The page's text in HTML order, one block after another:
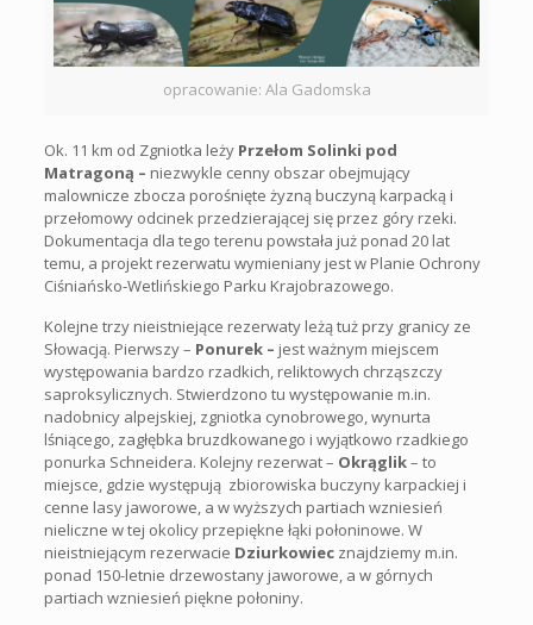
opracowanie: Ala Gadomska
Ok. 11 km od Zgniotka leży Przełom Solinki pod
Matragoną – niezwykle cenny obszar obejmujący
malownicze zbocza porośnięte żyzną buczyną karpacką i
przełomowy odcinek przedzierającej się przez góry rzeki.
Dokumentacja dla tego terenu powstała już ponad 20 lat
temu, a projekt rezerwatu wymieniany jest w Planie Ochrony
Ciśniańsko-Wetlińskiego Parku Krajobrazowego.
Kolejne trzy nieistniejące rezerwaty leżą tuż przy granicy ze
Słowacją. Pierwszy – Ponurek – jest ważnym miejscem
występowania bardzo rzadkich, reliktowych chrząszczy
saproksylicznych. Stwierdzono tu występowanie m.in.
nadobnicy alpejskiej, zgniotka cynobrowego, wynurta
lśniącego, zagłębka bruzdkowanego i wyjątkowo rzadkiego
ponurka Schneidera. Kolejny rezerwat – Okrąglik– to
miejsce, gdzie występują zbiorowiska buczyny karpackiej i
cenne lasy jaworowe, a w wyższych partiach wzniesień
nieliczne w tej okolicy przepiękne łąki połoninowe. W
nieistniejącym rezerwacie Dziurkowiecznajdziemy m.in.
ponad 150-letnie drzewostany jaworowe, a w górnych
partiach wzniesień piękne połoniny.